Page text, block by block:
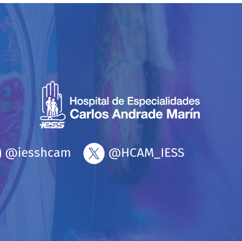
@iesshcam @HCAM_IESS